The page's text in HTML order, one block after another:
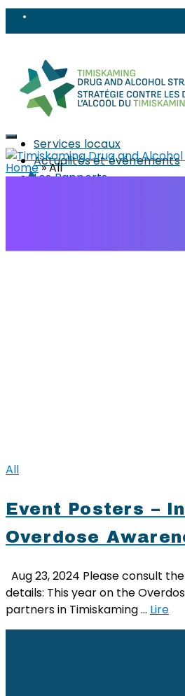
Services locaux
Actualités et événements
Les Rapports
Home»All
All
Event Posters –
Overdose
Aug 23, 2024 Please consult
details: This year on the
partners in Timiskaming … Lire